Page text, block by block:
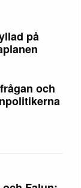
på
och